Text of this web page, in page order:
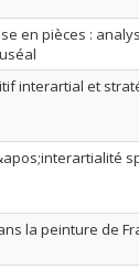
en pièces :
interartial et
la peinture de